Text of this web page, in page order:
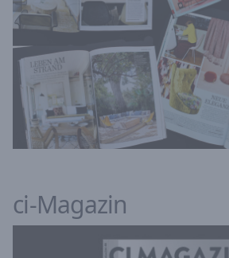
ci-Magazin